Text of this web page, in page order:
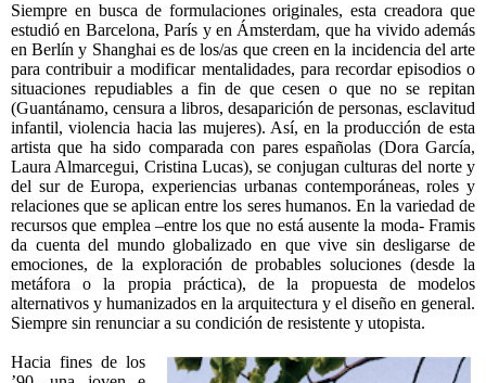
Siempre en busca de formulaciones originales, esta creadora que
estudió en Barcelona, París y en Ámsterdam, que ha vivido además
en Berlín y Shanghai es de los/as que creen en la incidencia del arte
para contribuir a modificar mentalidades, para recordar episodios o
situaciones repudiables a fin de que cesen o que no se repitan
(Guantánamo, censura a libros, desaparición de personas, esclavitud
infantil, violencia hacia las mujeres). Así, en la producción de esta
artista que ha sido comparada con pares españolas (Dora García,
Laura Almarcegui, Cristina Lucas), se conjugan culturas del norte y
del sur de Europa, experiencias urbanas contemporáneas, roles y
relaciones que se aplican entre los seres humanos. En la variedad de
recursos que emplea –entre los que no está ausente la moda- Framis
da cuenta del mundo globalizado en que vive sin desligarse de
emociones, de la exploración de probables soluciones (desde la
metáfora o la propia práctica), de la propuesta de modelos
alternativos y humanizados en la arquitectura y el diseño en general.
Siempre sin renunciar a su condición de resistente y utopista.
Hacia fines de los